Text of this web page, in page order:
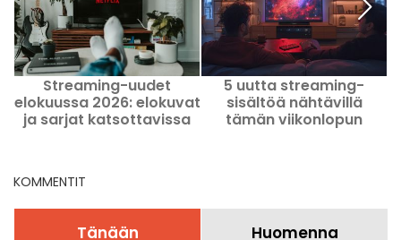
Streaming-uudet
elokuussa 2026: elokuvat
ja sarjat katsottavissa
5 uutta streaming-
sisältöä nähtävillä
tämän viikonlopun
KOMMENTIT
Tänään Huomenna